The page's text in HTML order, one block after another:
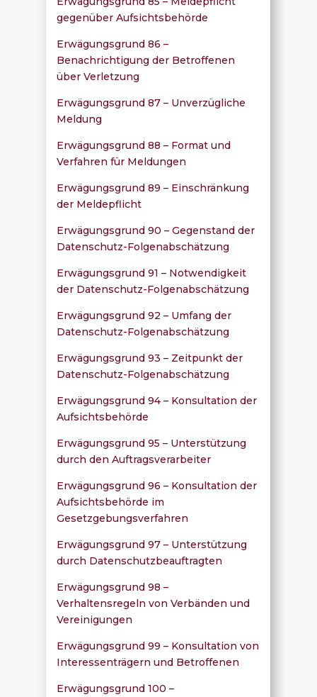
gegenüber Aufsichtsbehörde
Erwägungsgrund 86 –
Benachrichtigung der Betroffenen
über Verletzung
Erwägungsgrund 87 – Unverzügliche
Meldung
Erwägungsgrund 88 – Format und
Verfahren für Meldungen
Erwägungsgrund 89 – Einschränkung
der Meldepflicht
Erwägungsgrund 90 – Gegenstand der
Datenschutz-Folgenabschätzung
Erwägungsgrund 91 – Notwendigkeit
der Datenschutz-Folgenabschätzung
Erwägungsgrund 92 – Umfang der
Datenschutz-Folgenabschätzung
Erwägungsgrund 93 – Zeitpunkt der
Datenschutz-Folgenabschätzung
Erwägungsgrund 94 – Konsultation der
Aufsichtsbehörde
Erwägungsgrund 95 – Unterstützung
durch den Auftragsverarbeiter
Erwägungsgrund 96 – Konsultation der
Aufsichtsbehörde im
Gesetzgebungsverfahren
Erwägungsgrund 97 – Unterstützung
durch Datenschutzbeauftragten
Erwägungsgrund 98 –
Verhaltensregeln von Verbänden und
Vereinigungen
Erwägungsgrund 99 – Konsultation von
Interessenträgern und Betroffenen
Erwägungsgrund 100 –